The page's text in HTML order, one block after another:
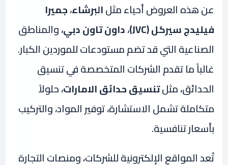
عن هذه العروض أحياء مثلالبرشاء،جميرا
فيليدج سيركل (JVC)
،داون تاون دبي، والمناطق
الصناعية التي قد تضم مستودعات للموردين الكبار.
غالباً ما تقدم الشركات المتخصصة في تنسيق
الحدائق، مثلتنسيق حدائق الامارات، حلولاً
متكاملة تشمل الاستشارة، توفير المواد، والتركيب
بأسعار تنافسية.
تُعد المواقع الإلكترونية للشركات، ومنصات التجارة